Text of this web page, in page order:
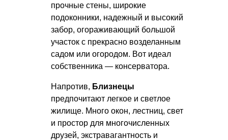
прочные стены, широкие
подоконники, надежный и высокий
забор, огораживающий большой
участок с прекрасно возделанным
садом или огородом. Вот идеал
собственника — консерватора.
Напротив, Близнецы
предпочитают легкое и светлое
жилище. Много окон, лестниц, свет
и простор для многочисленных
друзей, экстравагантность и